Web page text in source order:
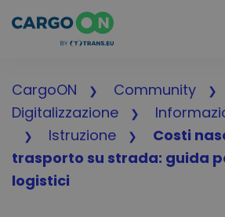
CargoON Community
Digitalizzazione
Istruzione
Costi
trasporto su strada: guida
logistici